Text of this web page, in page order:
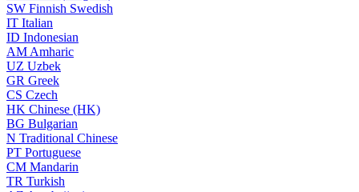
SW Finnish Swedish
IT Italian
ID Indonesian
AM Amharic
UZ Uzbek
GR Greek
CS Czech
HK Chinese (HK)
BG Bulgarian
N Traditional Chinese
PT Portuguese
CM Mandarin
TR Turkish